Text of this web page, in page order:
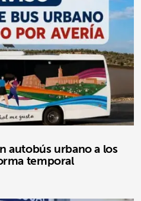
autobús urbano a los
temporal